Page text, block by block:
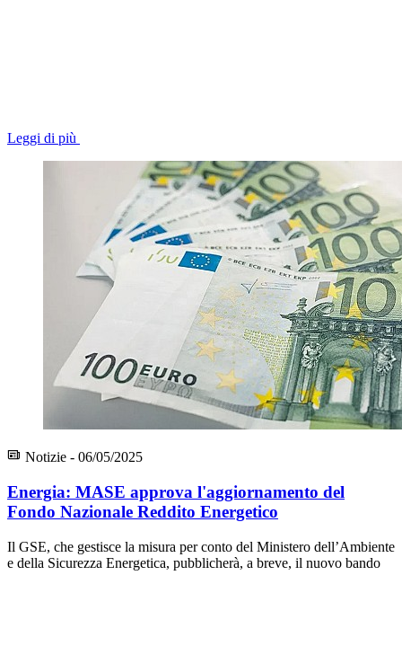
Leggi di più
Notizie - 06/05/2025
Energia: MASE approva l'aggiornamento del
Fondo Nazionale Reddito Energetico
Il GSE, che gestisce la misura per conto del Ministero dell’Ambiente
e della Sicurezza Energetica, pubblicherà, a breve, il nuovo bando